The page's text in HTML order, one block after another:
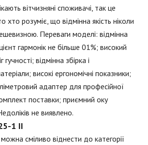
вітчизняні споживачі, так це
хто розуміє, що відмінна якість ніколи
Переваги моделі: відмінна
гармонік не більше 01%; високий
відмінна збірка і
високі ергономічні показники;
адаптер для професійної
поставки; приємний оку
не виявлено.
1 II
сміливо віднести до категорії